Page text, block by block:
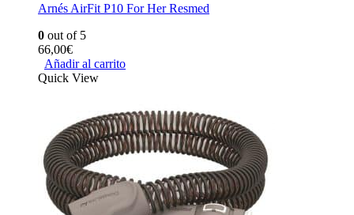
Arnés AirFit P10 For Her Resmed
0 out of 5
66,00€
Añadir al carrito
Quick View